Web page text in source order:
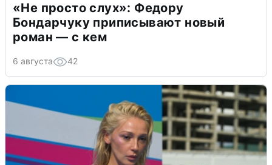
«Не просто слух»: Федору
Бондарчуку приписывают новый
роман — с кем
6 августа 42